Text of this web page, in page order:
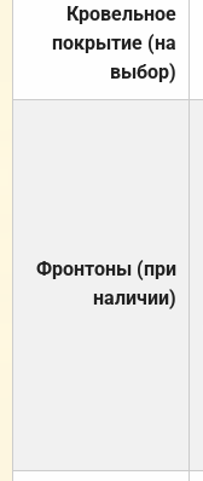
Кровельное
покрытие (на
выбор)
Фронтоны (при
наличии)